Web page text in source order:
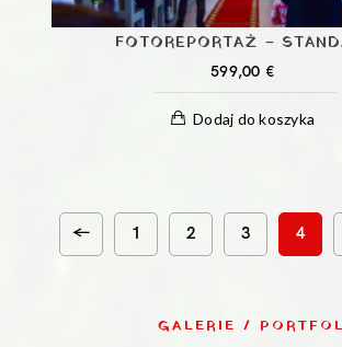
FOTOREPORTAŻ –
599,00 €
Dodaj do koszyka
← 1 2 3 4
GALERIE /